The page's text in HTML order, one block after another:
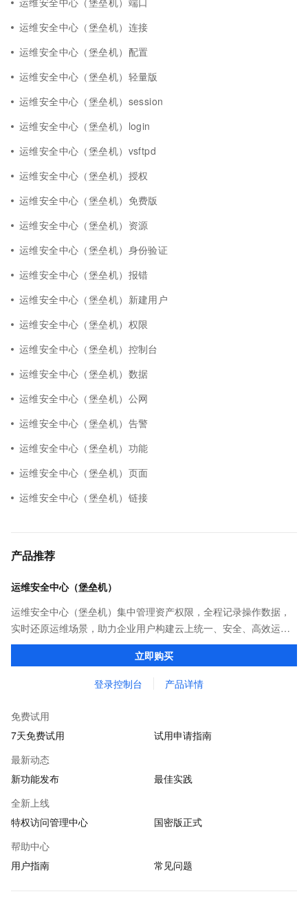
运维安全中心（堡垒机）连接
运维安全中心（堡垒机）配置
运维安全中心（堡垒机）轻量版
运维安全中心（堡垒机）session
运维安全中心（堡垒机）login
运维安全中心（堡垒机）vsftpd
运维安全中心（堡垒机）授权
运维安全中心（堡垒机）免费版
运维安全中心（堡垒机）资源
运维安全中心（堡垒机）身份验证
运维安全中心（堡垒机）报错
运维安全中心（堡垒机）新建用户
运维安全中心（堡垒机）权限
运维安全中心（堡垒机）控制台
运维安全中心（堡垒机）数据
运维安全中心（堡垒机）公网
运维安全中心（堡垒机）告警
运维安全中心（堡垒机）功能
运维安全中心（堡垒机）页面
运维安全中心（堡垒机）链接
产品推荐
运维安全中心（堡垒机）
运维安全中心（堡垒机）集中管理资产权限，全程记录操作数据，
实时还原运维场景，助力企业用户构建云上统一、安全、高效运维
通道；保障云端运维工作权限可管控、操作可审计、合规可遵从。
立即购买
登录控制台 产品详情
免费试用
7天免费试用
试用申请指南
最新动态
新功能发布
最佳实践
全新上线
特权访问管理中心
国密版正式
帮助中心
用户指南
常见问题